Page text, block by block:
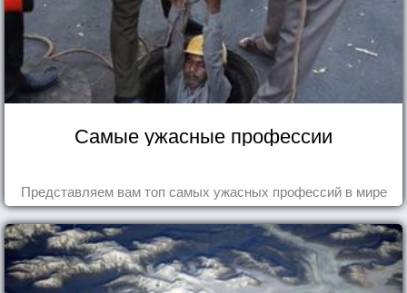
Самые ужасные профессии
Представляем вам топ самых ужасных профессий в мире